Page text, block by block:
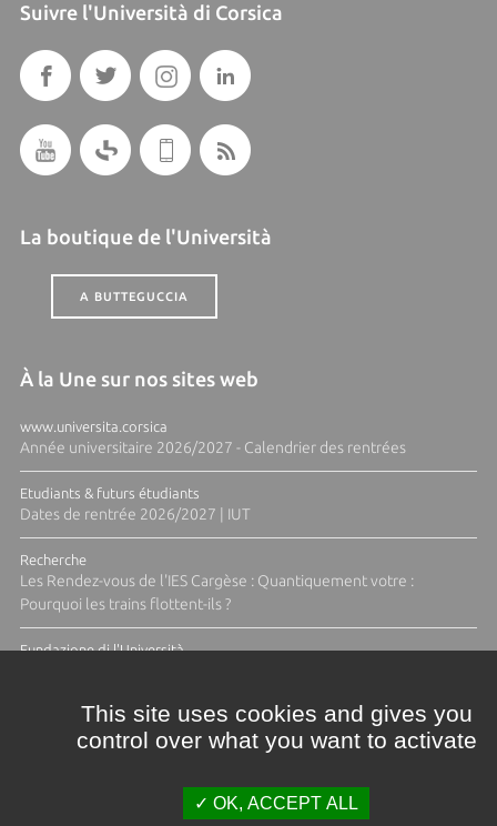
Suivre l'Università di Corsica
La boutique de l'Università
A BUTTEGUCCIA
À la Une sur nos sites web
www.universita.corsica
Année universitaire 2026/2027 - Calendrier des rentrées
Etudiants & futurs étudiants
Dates de rentrée 2026/2027 | IUT
Recherche
Les Rendez-vous de l'IES Cargèse : Quantiquement votre :
Pourquoi les trains flottent-ils ?
Fundazione di l'Università
This site uses cookies and gives you
control over what you want to activate
OK, ACCEPT ALL